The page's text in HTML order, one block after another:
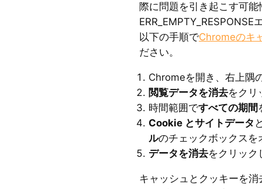
際に問題を引き起こす可
以下の手順でChromeのキ
ださい。
Chromeを開き、右上隅
閲覧データを消去をクリ
時間範囲ですべての期間
Cookie とサイトデータ
ルのチェックボックスを
データを消去をクリック
キャッシュとクッキーを